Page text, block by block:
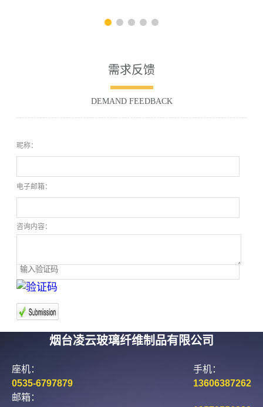
需求反馈
DEMAND FEEDBACK
昵称：
电子邮箱：
咨询内容：
烟台凌云玻璃纤维制品有限公司
座机：
0535-6797879
邮箱：
手机：
13606387262